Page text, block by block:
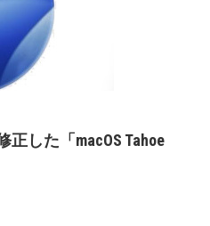
した「macOS Tahoe